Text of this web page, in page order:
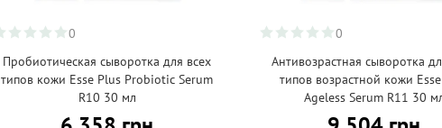
0
Пробиотическая сыворотка для всех
типов кожи Esse Plus Probiotic Serum
R10 30 мл
0
Антивозрастная сыворотка
типов возрастной кожи
Ageless Serum R11 30